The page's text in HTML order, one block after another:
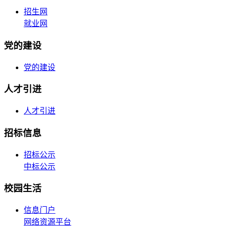
招生网
就业网
党的建设
党的建设
人才引进
人才引进
招标信息
招标公示
中标公示
校园生活
信息门户
网络资源平台